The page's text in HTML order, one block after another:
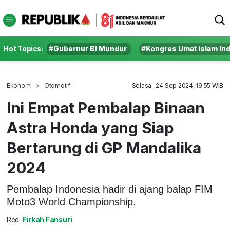
Hot Topics: #Gubernur BI Mundur #Kongres Umat Islam
Ekonomi Otomotif Selasa , 24 Sep 2024, 19:55 WIB
Ini Empat Pembalap Binaan
Astra Honda yang Siap
Bertarung di GP Mandalika
2024
Pembalap Indonesia hadir di ajang balap FIM
Moto3 World Championship.
Red: Firkah Fansuri